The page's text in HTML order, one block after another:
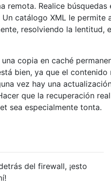
remota. Realice búsquedas
Un catálogo XML le permite
resolviendo la lentitud,
una copia en caché
bien, ya que el contenido
vez hay una
que la recuperación
sea especialmente tonta.
del firewall, ¡esto